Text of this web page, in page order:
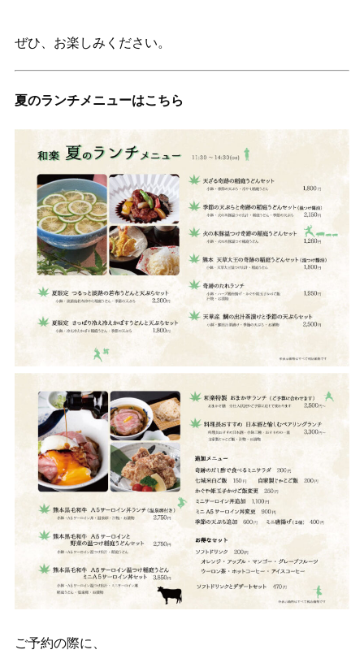
ぜひ、お楽しみください。
夏のランチメニューはこちら
ご予約の際に、